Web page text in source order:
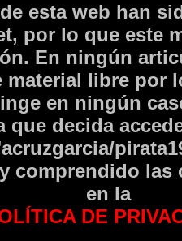
esta web han
por lo que este
En ningún
libre por
en ningún
que decida
comprendido las
en la
DE